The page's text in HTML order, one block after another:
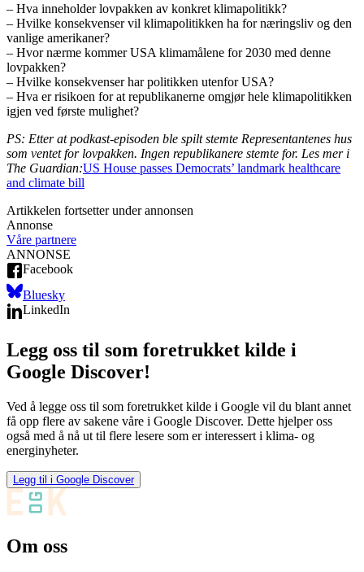
– Hva inneholder lovpakken av konkret klimapolitikk?
– Hvilke konsekvenser vil klimapolitikken ha for næringsliv og den
vanlige amerikaner?
– Hvor nærme kommer USA klimamålene for 2030 med denne
lovpakken?
– Hvilke konsekvenser har politikken utenfor USA?
– Hva er risikoen for at republikanerne omgjør hele klimapolitikken
igjen ved første mulighet?
PS: Etter at podkast-episoden ble spilt stemte Representantenes hus
som ventet for lovpakken. Ingen republikanere stemte for. Les mer i
The Guardian:US House passes Democrats’ landmark healthcare
and climate bill
Artikkelen fortsetter under annonsen
Annonse
Våre partnere
ANNONSE
Facebook
Bluesky
LinkedIn
Legg oss til som foretrukket kilde i
Google Discover!
Ved å legge oss til som foretrukket kilde i Google vil du blant annet
få opp flere av sakene våre i Google Discover. Dette hjelper oss
også med å nå ut til flere lesere som er interessert i klima- og
energinyheter.
Legg til i Google Discover
Om oss